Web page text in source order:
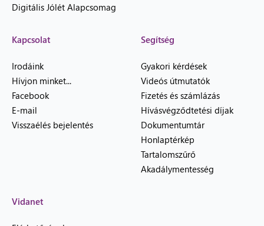
Digitális Jólét Alapcsomag
Kapcsolat
Irodáink
Hívjon minket...
Facebook
E-mail
Visszaélés bejelentés
Segítség
Gyakori kérdések
Videós útmutatók
Fizetés és számlázás
Hívásvégződtetési díjak
Dokumentumtár
Honlaptérkép
Tartalomszűrő
Akadálymentesség
Vidanet